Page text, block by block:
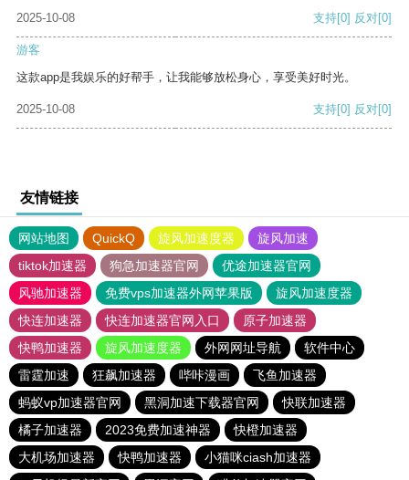
2025-10-08
支持[0] 反对[0]
游客
这款app是我娱乐的好帮手，让我能够放松身心，享受美好时光。
2025-10-08 支持[0] 反对[0]
友情链接
网站地图 QuickQ 旋风加速度器
旋风加速
tiktok加速器
狗急加速器官网
优途加速器官网
风驰加速器
免费vps加速器外网苹果版
旋风加速度器
快连加速器
快连加速器官网入口
原子加速器
快鸭加速器
旋风加速度器 外网网址导航
软件中心
雷霆加速
狂飙加速器 哔咔漫画
飞鱼加速器
蚂蚁vp加速器官网
黑洞加速下载器官网
快联加速器
橘子加速器
2023免费加速神器
快橙加速器
大机场加速器
快鸭加速器
小猫咪ciash加速器